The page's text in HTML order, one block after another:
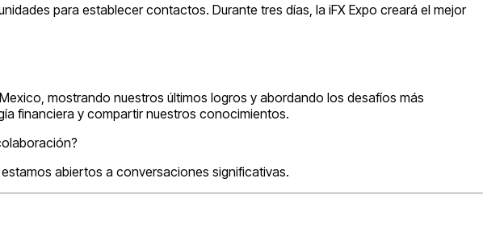
para establecer contactos. Durante tres días, la iFX Expo creará el mejor
mostrando nuestros últimos logros y abordando los desafíos más
financiera y compartir nuestros conocimientos.
abiertos a conversaciones significativas.